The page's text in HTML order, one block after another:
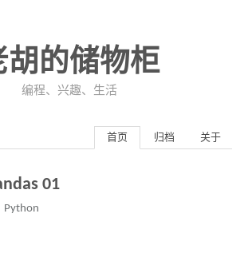
胡的储物柜
编程、兴趣、生活
首页 归档 关于
01
Python